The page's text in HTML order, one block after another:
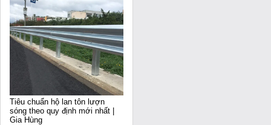
Tiêu chuẩn hộ lan tôn lượn
sóng theo quy định mới nhất |
Gia Hùng